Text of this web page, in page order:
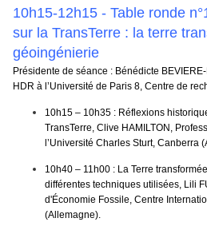
10h15-12h15 - Table ronde
sur la TransTerre : la terre
géoingénierie
Présidente de séance : Bénédicte
HDR à l’Université de Paris 8, Centre de
10h15 – 10h35 : Réflexions
TransTerre, Clive HAMILTON ,
l’Université Charles Sturt, Canberra
10h40 – 11h00 : La Terre
différentes techniques utilisées, Lili
d'Économie Fossile, Centre
(Allemagne).